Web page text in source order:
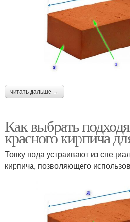
читать дальше →
Как выбрать
красного кирпича
Топку пода устраивают из
кирпича, позволяющего